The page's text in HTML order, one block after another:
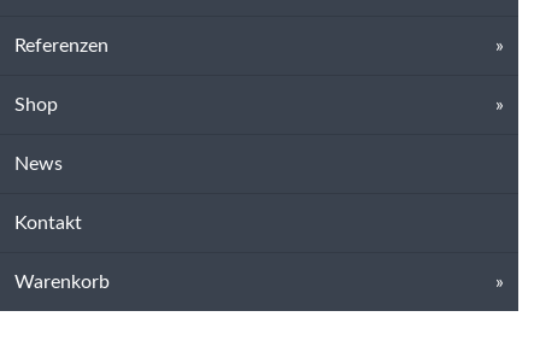
Referenzen
Shop
News
Kontakt
Warenkorb